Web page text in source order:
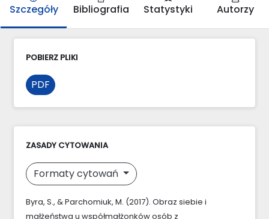
Szczegóły Bibliografia Statystyki Autorzy
POBIERZ PLIKI
PDF
ZASADY CYTOWANIA
Formaty cytowań
Byra, S., & Parchomiuk, M. (2017). Obraz siebie i
małżeństwa u współmałżonków osób z